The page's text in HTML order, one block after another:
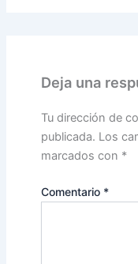
Deja una
Tu dirección de
publicada. Los
marcados con *
Comentario *